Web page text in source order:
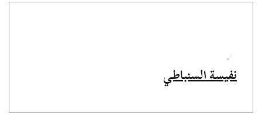
نفيسة السنباطي